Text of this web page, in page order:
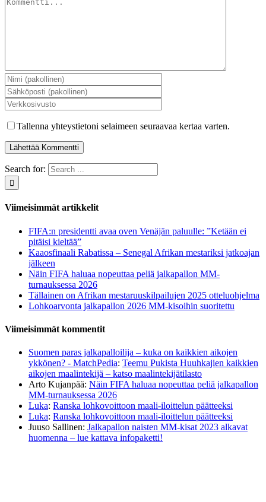
Tallenna yhteystietoni selaimeen seuraavaa kertaa varten.
Search for:
Viimeisimmät artikkelit
FIFA:n presidentti avaa oven Venäjän paluulle: ”Ketään ei
pitäisi kieltää”
Kaaosfinaali Rabatissa – Senegal Afrikan mestariksi jatkoajan
jälkeen
Näin FIFA haluaa nopeuttaa peliä jalkapallon MM-
turnauksessa 2026
Tällainen on Afrikan mestaruuskilpailujen 2025 otteluohjelma
Lohkoarvonta jalkapallon 2026 MM-kisoihin suoritettu
Viimeisimmät kommentit
Suomen paras jalkapalloilija – kuka on kaikkien aikojen
ykkönen? - MatchPedia: Teemu Pukista Huuhkajien kaikkien
aikojen maalintekijä – katso maalintekijätilasto
Arto Kujanpää: Näin FIFA haluaa nopeuttaa peliä jalkapallon
MM-turnauksessa 2026
Luka: Ranska lohkovoittoon maali-iloittelun päätteeksi
Luka: Ranska lohkovoittoon maali-iloittelun päätteeksi
Juuso Sallinen: Jalkapallon naisten MM-kisat 2023 alkavat
huomenna – lue kattava infopaketti!